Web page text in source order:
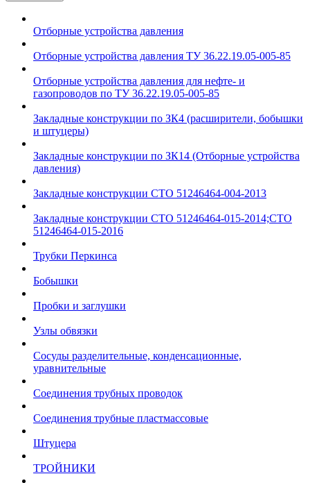
Отборные устройства давления
Отборные устройства давления ТУ 36.22.19.05-005-85
Отборные устройства давления для нефте- и
газопроводов по ТУ 36.22.19.05-005-85
Закладные конструкции по ЗК4 (расширители, бобышки
и штуцеры)
Закладные конструкции по ЗК14 (Отборные устройства
давления)
Закладные конструкции СТО 51246464-004-2013
Закладные конструкции СТО 51246464-015-2014;СТО
51246464-015-2016
Трубки Перкинса
Бобышки
Пробки и заглушки
Узлы обвязки
Сосуды разделительные, конденсационные,
уравнительные
Соединения трубных проводок
Соединения трубные пластмассовые
Штуцера
ТРОЙНИКИ